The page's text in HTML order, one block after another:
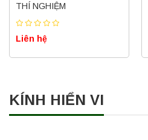
THÍ NGHIỆM
Liên hệ
KÍNH HIỂN VI